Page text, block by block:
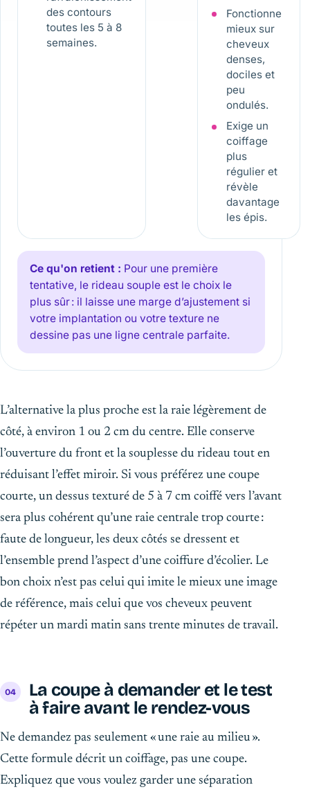
des contours
toutes les 5 à 8
semaines.
Fonctionne
mieux sur
cheveux
denses,
dociles et
peu
ondulés.
Exige un
coiffage
plus
régulier et
révèle
davantage
les épis.
Ce qu'on retient : Pour une première
tentative, le rideau souple est le choix le
plus sûr : il laisse une marge d’ajustement si
votre implantation ou votre texture ne
dessine pas une ligne centrale parfaite.
L’alternative la plus proche est la raie légèrement de
côté, à environ 1 ou 2 cm du centre. Elle conserve
l’ouverture du front et la souplesse du rideau tout en
réduisant l’effet miroir. Si vous préférez une coupe
courte, un dessus texturé de 5 à 7 cm coiffé vers l’avant
sera plus cohérent qu’une raie centrale trop courte :
faute de longueur, les deux côtés se dressent et
l’ensemble prend l’aspect d’une coiffure d’écolier. Le
bon choix n’est pas celui qui imite le mieux une image
de référence, mais celui que vos cheveux peuvent
répéter un mardi matin sans trente minutes de travail.
La coupe à demander et le test
à faire avant le rendez-vous
Ne demandez pas seulement « une raie au milieu ».
Cette formule décrit un coiffage, pas une coupe.
Expliquez que vous voulez garder une séparation